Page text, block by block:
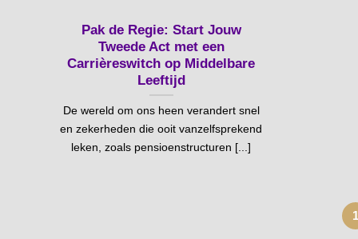
Pak de Regie: Start Jouw
Tweede Act met een
Carrièreswitch op Middelbare
Leeftijd
De wereld om ons heen verandert snel
en zekerheden die ooit vanzelfsprekend
leken, zoals pensioenstructuren [...]
1